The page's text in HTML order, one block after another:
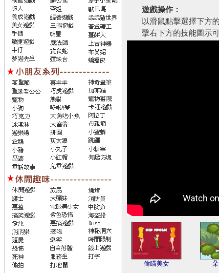
遊戲操作：
以滑鼠點擊選擇下方
擊右下方的技能圖示
偷瞄美女